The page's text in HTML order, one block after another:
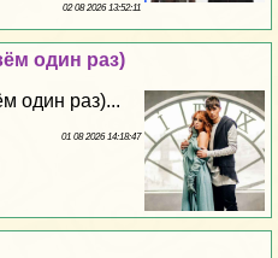
02 08 2026 13:52:11
один раз)
один раз)...
01 08 2026 14:18:47